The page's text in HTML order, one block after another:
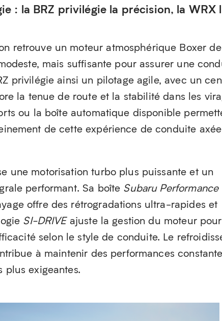
: la BRZ privilégie la précision, la WRX
retrouve un moteur atmosphérique Boxer
mais suffisante pour assurer une
privilégie ainsi un pilotage agile, avec un
la tenue de route et la stabilité dans les
ou la boîte automatique disponible
de cette expérience de conduite
une motorisation turbo plus puissante et un
performant. Sa boîte Subaru Performance
offre des rétrogradations ultra-rapides et
SI-DRIVEajuste la gestion du moteur pour
selon le style de conduite. Le
à maintenir des performances
plus exigeantes.